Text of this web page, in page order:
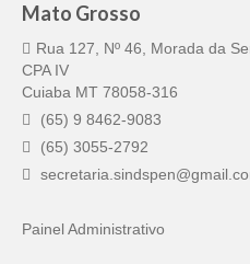
Mato Grosso
Rua 127, Nº 46, Morada da
CPA IV
Cuiaba MT 78058-316
(65) 9 8462-9083
(65) 3055-2792
Painel Administrativo